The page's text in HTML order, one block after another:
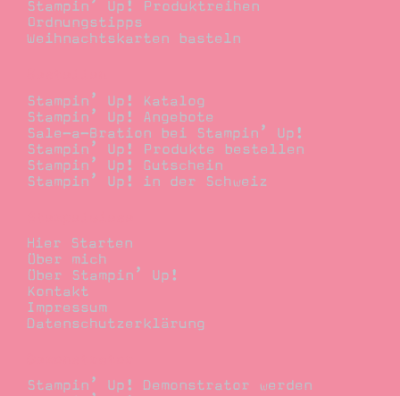
Stampin’ Up! Produktreihen
Ordnungstipps
Weihnachtskarten basteln
Stampin’ Up! Katalog
Stampin’ Up! Angebote
Sale-a-Bration bei Stampin’ Up!
Stampin’ Up! Produkte bestellen
Stampin’ Up! Gutschein
Stampin’ Up! in der Schweiz
Hier Starten
Über mich
Über Stampin’ Up!
Kontakt
Impressum
Datenschutzerklärung
Stampin’ Up! Demonstrator werden